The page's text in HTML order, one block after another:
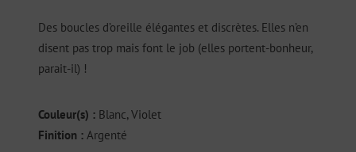
initial
était :
actuel
est :
Des boucles d’oreille élégantes et discrètes. Elles n’en
disent pas trop mais font le job (elles portent-bonheur,
parait-il) !
Couleur(s) : Blanc, Violet
Finition : Argenté